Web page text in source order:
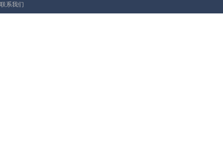
联系我们